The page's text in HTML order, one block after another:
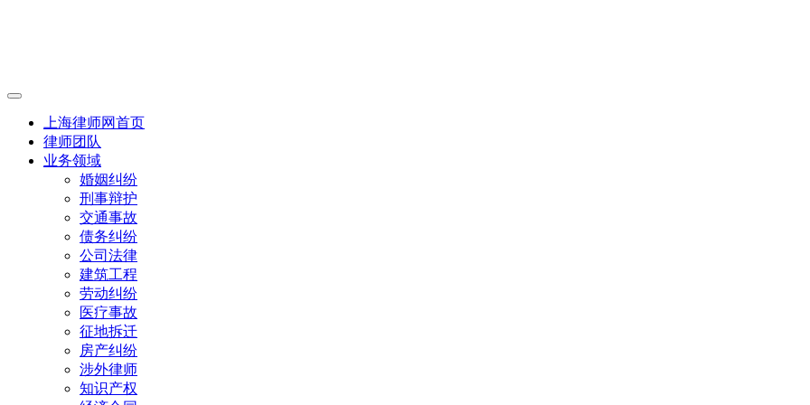
上海律师网首页
律师团队
业务领域
婚姻纠纷
刑事辩护
交通事故
债务纠纷
公司法律
建筑工程
劳动纠纷
医疗事故
征地拆迁
房产纠纷
涉外律师
知识产权